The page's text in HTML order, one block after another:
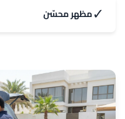
✓مظهر محسّن